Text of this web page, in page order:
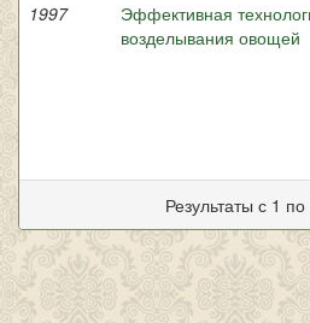
1997
Эффективная
возделывания овощей
Результаты с 1